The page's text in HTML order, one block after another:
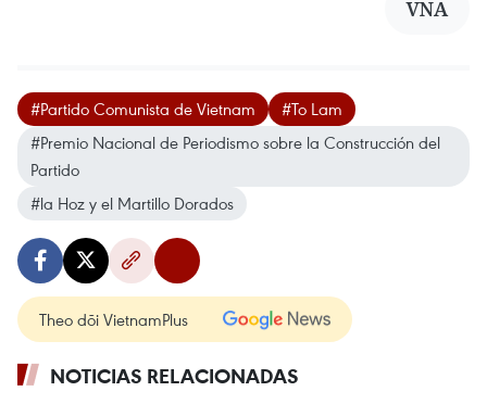
VNA
#Partido Comunista de Vietnam
#To Lam
#Premio Nacional de Periodismo sobre la Construcción del
Partido
#la Hoz y el Martillo Dorados
Theo dõi VietnamPlus
NOTICIAS RELACIONADAS